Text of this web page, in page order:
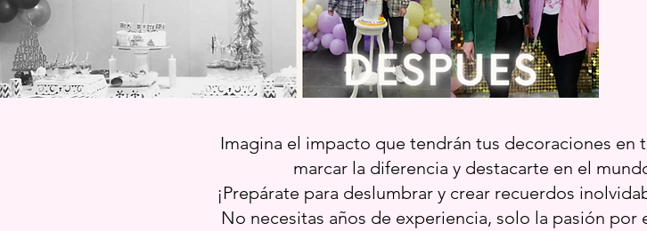
Imagina el impacto que tendrán tus decoraciones en
marcar la diferencia y destacarte en el
¡Prepárate para deslumbrar y crear recuerdos
No necesitas años de experiencia, solo la pasión